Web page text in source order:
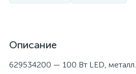
Описание
629534200 — 100 Вт LED, металл.